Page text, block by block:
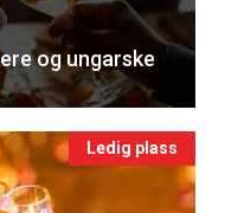
og ungarske
Ledig plass